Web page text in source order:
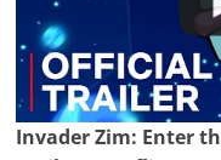
Invader Zim: Enter